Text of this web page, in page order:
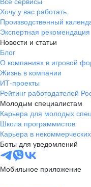
Хочу у вас работать
Производственный
Экспертная рекомендация
Новости и статьи
Блог
О компаниях в игровой
Жизнь в компании
ИТ-проекты
Рейтинг работодателей
Молодым специалистам
Карьера для молодых
Школа программистов
Карьера в
Боты для уведомлений
Мобильное приложение